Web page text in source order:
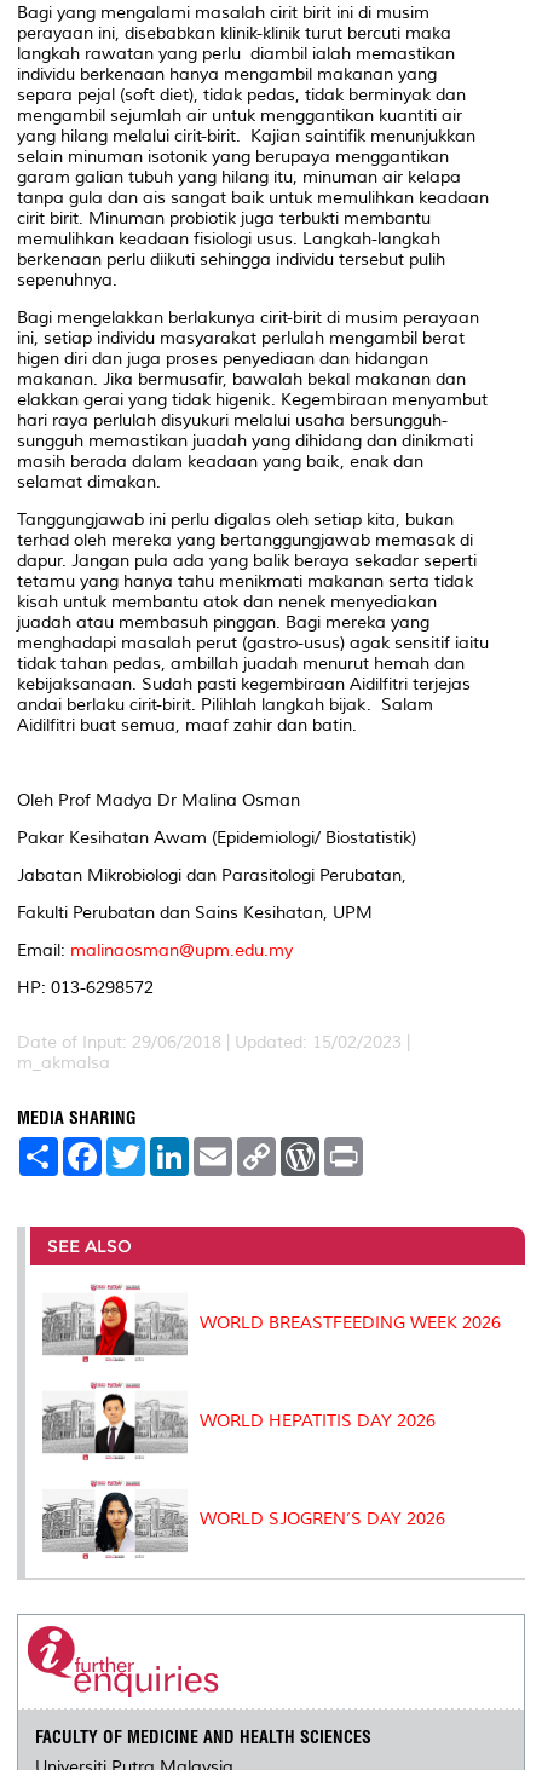
Bagi yang mengalami masalah cirit birit ini di musim
perayaan ini, disebabkan klinik-klinik turut bercuti maka
langkah rawatan yang perlu diambil ialah memastikan
individu berkenaan hanya mengambil makanan yang
separa pejal (soft diet), tidak pedas, tidak berminyak dan
mengambil sejumlah air untuk menggantikan kuantiti air
yang hilang melalui cirit-birit. Kajian saintifik menunjukkan
selain minuman isotonik yang berupaya menggantikan
garam galian tubuh yang hilang itu, minuman air kelapa
tanpa gula dan ais sangat baik untuk memulihkan keadaan
cirit birit. Minuman probiotik juga terbukti membantu
memulihkan keadaan fisiologi usus. Langkah-langkah
berkenaan perlu diikuti sehingga individu tersebut pulih
sepenuhnya.
Bagi mengelakkan berlakunya cirit-birit di musim perayaan
ini, setiap individu masyarakat perlulah mengambil berat
higen diri dan juga proses penyediaan dan hidangan
makanan. Jika bermusafir, bawalah bekal makanan dan
elakkan gerai yang tidak higenik. Kegembiraan menyambut
hari raya perlulah disyukuri melalui usaha bersungguh-
sungguh memastikan juadah yang dihidang dan dinikmati
masih berada dalam keadaan yang baik, enak dan
selamat dimakan.
Tanggungjawab ini perlu digalas oleh setiap kita, bukan
terhad oleh mereka yang bertanggungjawab memasak di
dapur. Jangan pula ada yang balik beraya sekadar seperti
tetamu yang hanya tahu menikmati makanan serta tidak
kisah untuk membantu atok dan nenek menyediakan
juadah atau membasuh pinggan. Bagi mereka yang
menghadapi masalah perut (gastro-usus) agak sensitif iaitu
tidak tahan pedas, ambillah juadah menurut hemah dan
kebijaksanaan. Sudah pasti kegembiraan Aidilfitri terjejas
andai berlaku cirit-birit. Pilihlah langkah bijak. Salam
Aidilfitri buat semua, maaf zahir dan batin.
Oleh Prof Madya Dr Malina Osman
Pakar Kesihatan Awam (Epidemiologi/ Biostatistik)
Jabatan Mikrobiologi dan Parasitologi Perubatan,
Fakulti Perubatan dan Sains Kesihatan, UPM
Email: malinaosman@upm.edu.my
HP: 013-6298572
Date of Input: 29/06/2018 | Updated: 15/02/2023 |
m_akmalsa
MEDIA SHARING
S
e
F
a
b
o
o
k
T
w
t
r
L
e
I
E
m
l
C
L
n
W
P
e
t
SEE ALSO
WORLD BREASTFEEDING WEEK 2026
WORLD HEPATITIS DAY 2026
WORLD SJOGREN’S DAY 2026
FACULTY OF MEDICINE AND HEALTH SCIENCES